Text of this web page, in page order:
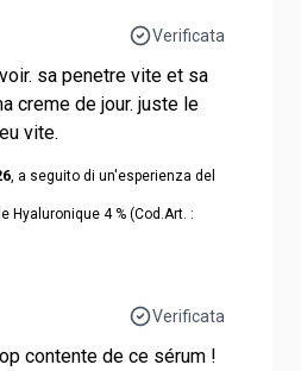
Verificata
sa penetre vite et sa
creme de jour. juste le
vite.
, a seguito di un'esperienza del
Hyaluronique 4 % (Cod.Art. :
Verificata
contente de ce sérum !